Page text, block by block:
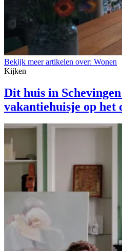
Bekijk meer artikelen over: Wonen
Kijken
Dit huis in
vakantiehuisje op het